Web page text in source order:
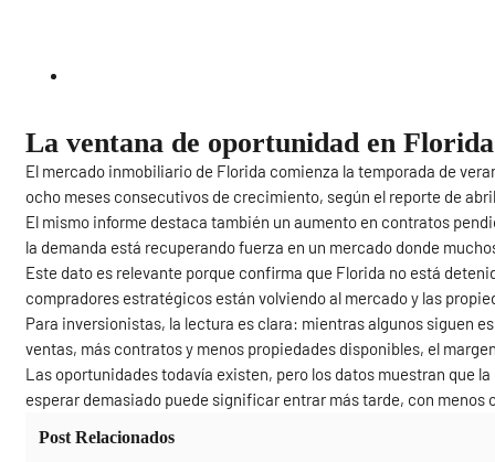
La ventana de oportunidad en
El mercado inmobiliario de Florida comienza la temporada de
ocho meses consecutivos de crecimiento, según el reporte de
El mismo informe destaca también un aumento en contratos
la demanda está recuperando fuerza en un mercado donde
Este dato es relevante porque confirma que Florida no está
compradores estratégicos están volviendo al mercado y las
Para inversionistas, la lectura es clara: mientras algunos siguen
ventas, más contratos y menos propiedades disponibles, el
Las oportunidades todavía existen, pero los datos muestran que
esperar demasiado puede significar entrar más tarde, con menos
Post Relacionados